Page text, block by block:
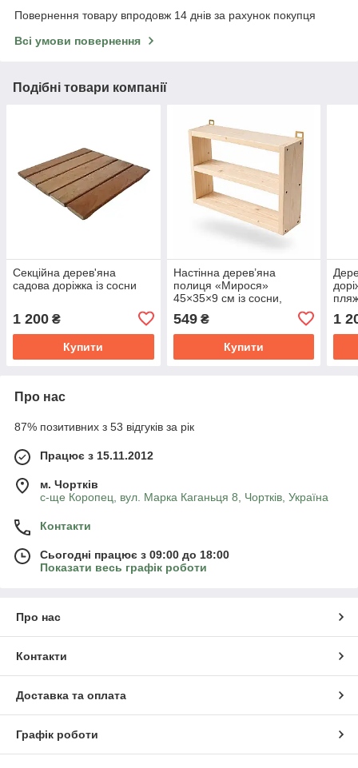
Повернення товару впродовж 14 днів за рахунок покупця
Всі умови повернення
Подібні товари компанії
Секційна дерев'яна
садова доріжка із сосни
1 200 ₴
Купити
Настінна дерев’яна
полиця «Мирося»
45×35×9 см із сосни,
549₴
Купити
1
Про нас
87% позитивних з 53 відгуків за рік
Працює з 15.11.2012
м. Чортків
с-ще Коропец, вул. Марка Каганьця 8, Чортків, Україна
Контакти
Сьогодні працює з 09:00 до 18:00
Показати весь графік роботи
Про нас
Контакти
Доставка та оплата
Графік роботи